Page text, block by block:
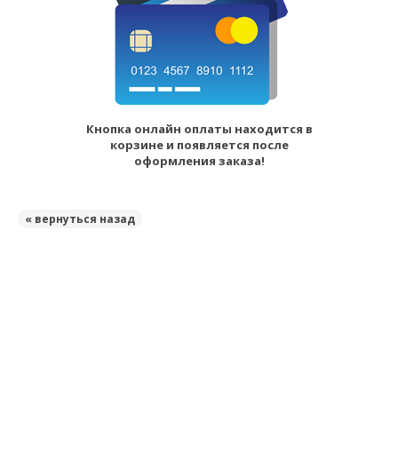
Кнопка онлайн оплаты находится в
корзине и появляется после
оформления заказа!
« вернуться назад